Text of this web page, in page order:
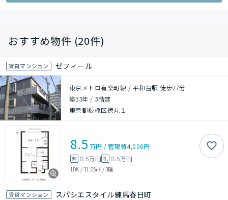
おすすめ物件 (20件)
賃貸マンション ゼフィール
東京メトロ有楽町線 / 平和台駅 徒歩27分
築33年 / 3階建
東京都板橋区徳丸１
8.5 万円 /管理費4,000円
敷 8.5万円礼 8.5万円
1DK /31.05㎡ /3階
賃貸マンション スパシエスタイル練馬春日町